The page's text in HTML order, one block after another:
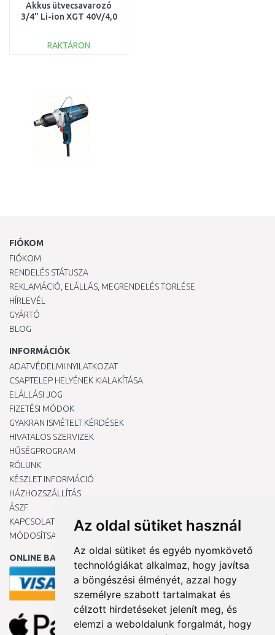
Az oldal sütiket használ
Az oldal sütiket és egyéb nyomkövető
technológiákat alkalmaz, hogy javítsa
a böngészési élményét, azzal hogy
személyre szabott tartalmakat és
célzott hirdetéseket jelenít meg, és
elemzi a weboldalunk forgalmát, hogy
Akkus ütvecsavarozó
3/4" Li-ion XGT 40V/4,0
RAKTÁRON
FIÓKOM
FIÓKOM
RENDELÉS STÁTUSZA
REKLAMÁCIÓ, ELÁLLÁS, MEGRENDELÉS TÖRLÉSE
HÍRLEVÉL
GYÁRTÓ
BLOG
INFORMÁCIÓK
ADATVÉDELMI NYILATKOZAT
CSAPTELEP HELYÉNEK KIALAKÍTÁSA
ELÁLLÁSI JOG
FIZETÉSI MÓDOK
GYAKRAN ISMÉTELT KÉRDÉSEK
HIVATALOS SZERVIZEK
HŰSÉGPROGRAM
RÓLUNK
KÉSZLET INFORMÁCIÓ
HÁZHOZSZÁLLÍTÁS
ÁSZF
KAPCSOLAT
MÓDOSÍTSA A COOKIE-BEÁLLÍTÁSAIMAT
ONLINE BANKKÁRTYÁVAL